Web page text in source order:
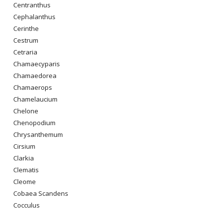
Centranthus
Cephalanthus
Cerinthe
Cestrum
Cetraria
Chamaecyparis
Chamaedorea
Chamaerops
Chamelaucium
Chelone
Chenopodium
Chrysanthemum
Cirsium
Clarkia
Clematis
Cleome
Cobaea Scandens
Cocculus